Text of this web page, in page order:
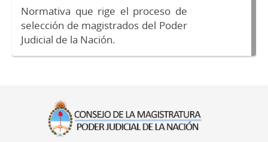
Normativa que rige el proceso de
selección de magistrados del Poder
Judicial de la Nación.